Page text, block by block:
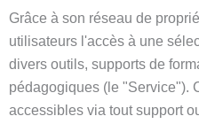
Grâce à son réseau de
utilisateurs l'accès à une
divers outils, supports de
pédagogiques (le "Service").
accessibles via tout support